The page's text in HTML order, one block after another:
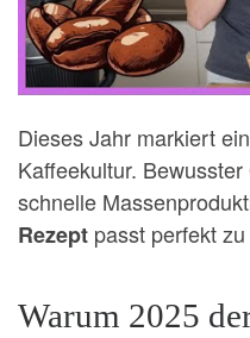
Dieses Jahr markiert
Kaffeekultur.
schnelle
Rezept passt perfekt
Warum 2025